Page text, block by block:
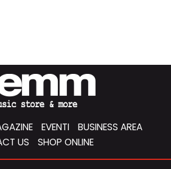
EVENTI
BUSINESS AREA
US
SHOP ONLINE